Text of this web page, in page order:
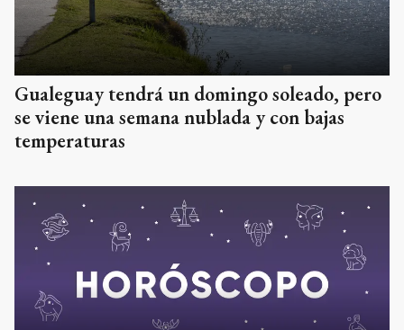
Gualeguay tendrá un domingo soleado, pero
se viene una semana nublada y con bajas
temperaturas